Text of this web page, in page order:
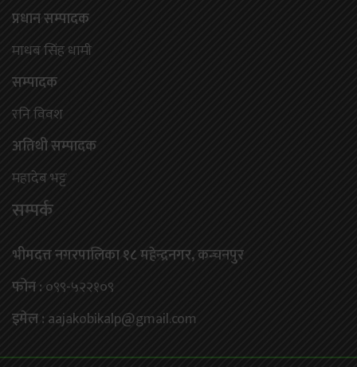
प्रधान सम्पादक
माधब सिंह धामी
सम्पादक
रनि विवश
अतिथी सम्पादक
महादेब भट्ट
सम्पर्क
भीमदत्त नगरपालिका १८ महेन्द्रनगर, कन्चनपुर
फोन : ०९९-५२२१०९
इमेल : aajakobikalp@gmail.com